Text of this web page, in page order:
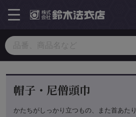
toggle
navigation
帽子・尼僧頭巾
かたちがしっかり立つもの、また首あたり